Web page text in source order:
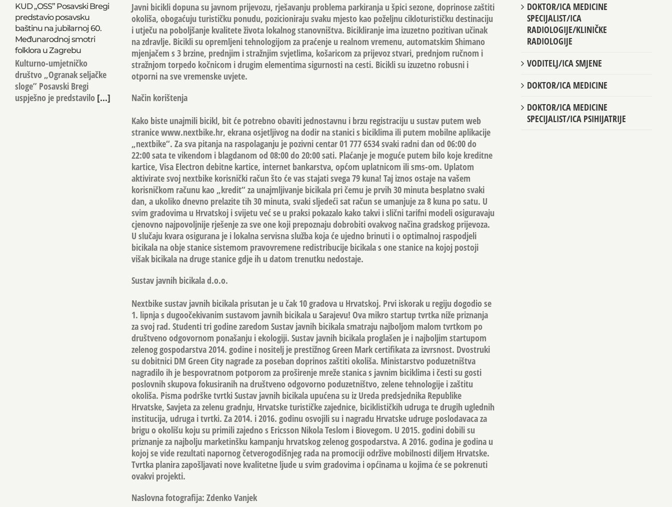
Javni bicikli dopuna su javnom prijevozu, rješavanju problema parkiranja u špici sezone, doprinose zaštiti
okoliša, obogaćuju turističku ponudu, pozicioniraju svaku mjesto kao poželjnu cikloturističku destinaciju
i utječu na poboljšanje kvalitete života lokalnog stanovništva. Bicikliranje ima izuzetno pozitivan učinak
na zdravlje. Bicikli su opremljeni tehnologijom za praćenje u realnom vremenu, automatskim Shimano
mjenjačem s 3 brzine, prednjim i stražnjim svjetlima, košaricom za prijevoz stvari, prednjom ručnom i
stražnjom torpedo kočnicom i drugim elementima sigurnosti na cesti. Bicikli su izuzetno robusni i
otporni na sve vremenske uvjete.
Način korištenja
Kako biste unajmili bicikl, bit će potrebno obaviti jednostavnu i brzu registraciju u sustav putem web
stranice www.nextbike.hr, ekrana osjetljivog na dodir na stanici s biciklima ili putem mobilne aplikacije
„nextbike“. Za sva pitanja na raspolaganju je pozivni centar 01 777 6534 svaki radni dan od 06:00 do
22:00 sata te vikendom i blagdanom od 08:00 do 20:00 sati. Plaćanje je moguće putem bilo koje kreditne
kartice, Visa Electron debitne kartice, internet bankarstva, općom uplatnicom ili sms-om. Uplatom
aktivirate svoj nextbike korisnički račun što će vas stajati svega 79 kuna! Taj iznos ostaje na vašem
korisničkom računu kao „kredit“ za unajmljivanje bicikala pri čemu je prvih 30 minuta besplatno svaki
dan, a ukoliko dnevno prelazite tih 30 minuta, svaki sljedeći sat račun se umanjuje za 8 kuna po satu. U
svim gradovima u Hrvatskoj i svijetu već se u praksi pokazalo kako takvi i slični tarifni modeli osiguravaju
cjenovno najpovoljnije rješenje za sve one koji prepoznaju dobrobiti ovakvog načina gradskog prijevoza.
U slučaju kvara osigurana je i lokalna servisna služba koja će ujedno brinuti i o optimalnoj raspodjeli
bicikala na obje stanice sistemom pravovremene redistribucije bicikala s one stanice na kojoj postoji
višak bicikala na druge stanice gdje ih u datom trenutku nedostaje.
Sustav javnih bicikala d.o.o.
Nextbike sustav javnih bicikala prisutan je u čak 10 gradova u Hrvatskoj. Prvi iskorak u regiju dogodio se
1. lipnja s dugoočekivanim sustavom javnih bicikala u Sarajevu! Ova mikro startup tvrtka niže priznanja
za svoj rad. Studenti tri godine zaredom Sustav javnih bicikala smatraju najboljom malom tvrtkom po
društveno odgovornom ponašanju i ekologiji. Sustav javnih bicikala proglašen je i najboljim startupom
zelenog gospodarstva 2014. godine i nositelj je prestižnog Green Mark certifikata za izvrsnost. Dvostruki
su dobitnici DM Green City nagrade za poseban doprinos zaštiti okoliša. Ministarstvo poduzetništva
nagradilo ih je bespovratnom potporom za proširenje mreže stanica s javnim biciklima i česti su gosti
poslovnih skupova fokusiranih na društveno odgovorno poduzetništvo, zelene tehnologije i zaštitu
okoliša. Pisma podrške tvrtki Sustav javnih bicikala upućena su iz Ureda predsjednika Republike
Hrvatske, Savjeta za zelenu gradnju, Hrvatske turističke zajednice, biciklističkih udruga te drugih uglednih
institucija, udruga i tvrtki. Za 2014. i 2016. godinu osvojili su i nagradu Hrvatske udruge poslodavaca za
brigu o okolišu koju su primili zajedno s Ericsson Nikola Teslom i Biovegom. U 2015. godini dobili su
priznanje za najbolju marketinšku kampanju hrvatskog zelenog gospodarstva. A 2016. godina je godina u
kojoj se vide rezultati napornog četverogodišnjeg rada na promociji održive mobilnosti diljem Hrvatske.
Tvrtka planira zapošljavati nove kvalitetne ljude u svim gradovima i općinama u kojima će se pokrenuti
ovakvi projekti.
Naslovna fotografija: Zdenko Vanjek
KUD „OSS” Posavski Bregi
predstavio posavsku
baštinu na jubilarnoj 60.
Međunarodnoj smotri
folklora u Zagrebu
Kulturno-umjetničko
društvo „Ogranak seljačke
sloge” Posavski Bregi
uspješno je predstavilo[...]
DOKTOR/ICA MEDICINE
SPECIJALIST/ICA
RADIOLOGIJE/KLINIČKE
RADIOLOGIJE
VODITELJ/ICA SMJENE
DOKTOR/ICA MEDICINE
DOKTOR/ICA MEDICINE
SPECIJALIST/ICA PSIHIJATRIJE